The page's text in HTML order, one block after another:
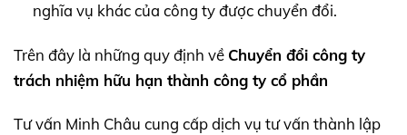
nghĩa vụ khác của công ty được chuyển đổi.
Trên đây là những quy định về Chuyển đổi công ty
trách nhiệm hữu hạn thành công ty cổ phần
Tư vấn Minh Châu cung cấp dịch vụ tư vấn thành lập